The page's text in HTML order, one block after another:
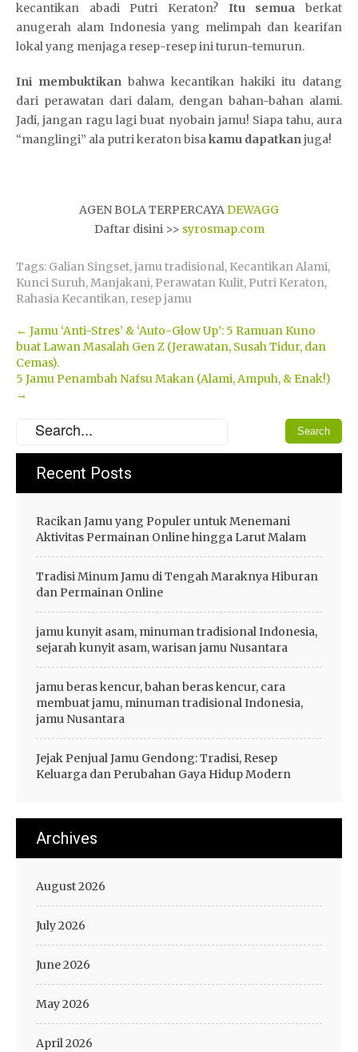
kecantikan abadi Putri Keraton? Itu semua berkat
anugerah alam Indonesia yang melimpah dan kearifan
lokal yang menjaga resep-resep ini turun-temurun.
Ini membuktikan bahwa kecantikan hakiki itu datang
dari perawatan dari dalam, dengan bahan-bahan alami.
Jadi, jangan ragu lagi buat nyobain jamu! Siapa tahu, aura
“manglingi” ala putri keraton bisakamu dapatkanjuga!
AGEN BOLA TERPERCAYADEWAGG
Daftar disini >> syrosmap.com
Tags: Galian Singset,jamu tradisional, Kecantikan Alami,
Kunci Suruh,Manjakani, Perawatan Kulit, Putri Keraton,
Rahasia Kecantikan, resep jamu
Post
navigation
← Jamu ‘Anti-Stres’ & ‘Auto-Glow Up’: 5 Ramuan Kuno
buat Lawan Masalah Gen Z (Jerawatan, Susah Tidur, dan
Cemas).
5 Jamu Penambah Nafsu Makan (Alami, Ampuh, & Enak!)
→
Recent Posts
Racikan Jamu yang Populer untuk Menemani
Aktivitas Permainan Online hingga Larut Malam
Tradisi Minum Jamu di Tengah Maraknya Hiburan
dan Permainan Online
jamu kunyit asam, minuman tradisional Indonesia,
sejarah kunyit asam, warisan jamu Nusantara
jamu beras kencur, bahan beras kencur, cara
membuat jamu, minuman tradisional Indonesia,
jamu Nusantara
Jejak Penjual Jamu Gendong: Tradisi, Resep
Keluarga dan Perubahan Gaya Hidup Modern
Archives
August 2026
July 2026
June 2026
May 2026
April 2026